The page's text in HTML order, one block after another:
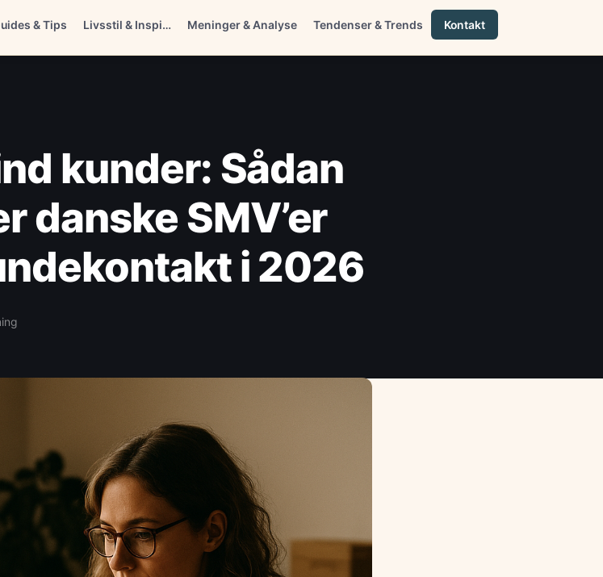
& Tips Livsstil & Inspi… Meninger & Analyse Tendenser & Trends Kontakt
kunder: Sådan
danske SMV’er
i 2026